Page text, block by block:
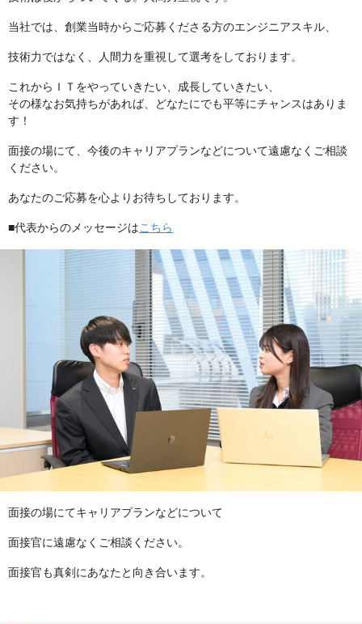
当社では、創業当時からご応募くださる方のエンジニアスキル、
技術力ではなく、人間力を重視して選考をしております。
これからＩＴをやっていきたい、成長していきたい、
その様なお気持ちがあれば、どなたにでも平等にチャンスはありま
す！
面接の場にて、今後のキャリアプランなどについて遠慮なくご相談
ください。
あなたのご応募を心よりお待ちしております。
■代表からのメッセージはこちら
面接の場にてキャリアプランなどについて
面接官に遠慮なくご相談ください。
面接官も真剣にあなたと向き合います。